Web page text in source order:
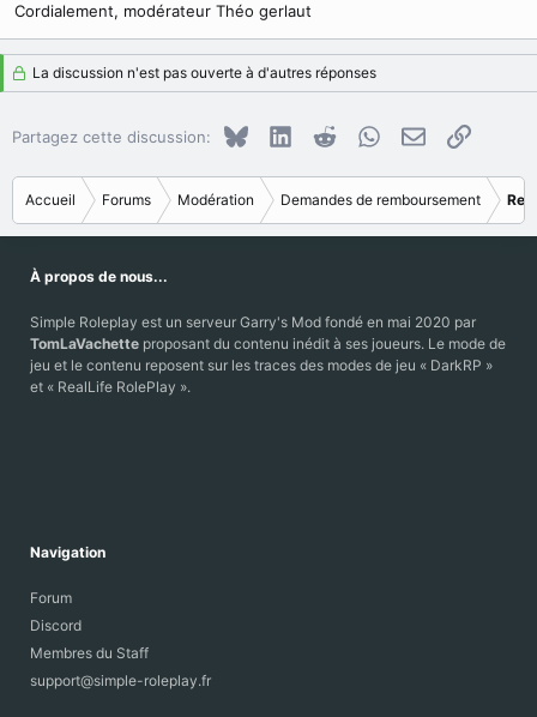
Cordialement, modérateur Théo gerlaut
La discussion n'est pas ouverte à d'autres réponses
Partagez cette discussion: Bluesky LinkedInRedditWhatsApp
E-mailCopier
Accueil Forums Modération Demandes de remboursement
À propos de nous...
Simple Roleplay est un serveur Garry's Mod fondé en mai 2020 par
TomLaVachette proposant du contenu inédit à ses joueurs. Le mode de
jeu et le contenu reposent sur les traces des modes de jeu « DarkRP »
et « RealLife RolePlay ».
Navigation
Forum
Discord
Membres du Staff
support@simple-roleplay.fr